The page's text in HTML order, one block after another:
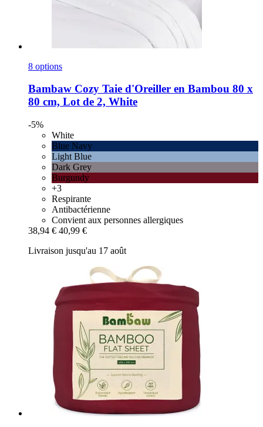
8 options
Bambaw Cozy Taie d'Oreiller en Bambou 80 x
80 cm, Lot de 2, White
-5%
White
Blue Navy
Light Blue
Dark Grey
Burgundy
+3
Respirante
Antibactérienne
Convient aux personnes allergiques
38,94 € 40,99 €
Livraison jusqu'au 17 août